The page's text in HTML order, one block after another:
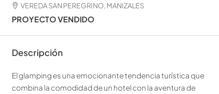
VEREDA SAN PEREGRINO, MANIZALES
PROYECTO VENDIDO
Descripción
El glamping es una emocionante tendencia turística que
combina la comodidad de un hotel con la aventura de